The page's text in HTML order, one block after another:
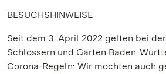
BESUCHSHINWEISE
Seit dem 3. April 2022 gelten bei
Schlössern und Gärten Baden-
Corona-Regeln: Wir möchten auch